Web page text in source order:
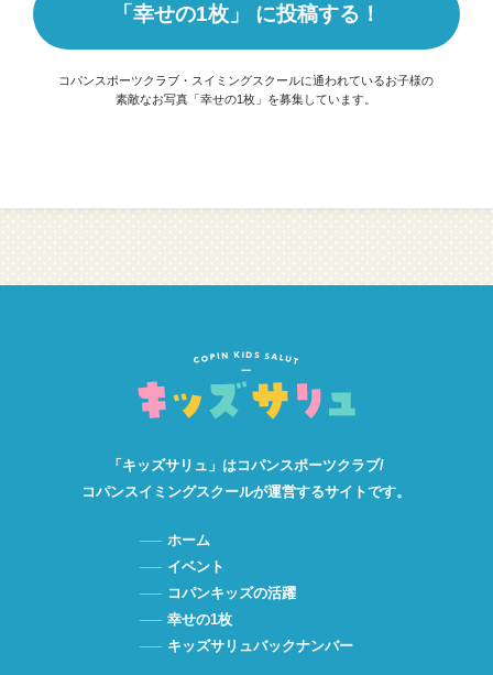
「幸せの1枚」 に投稿する！
コパンスポーツクラブ・スイミングスクールに通われているお子様の
素敵なお写真「幸せの1枚」を募集しています。
「キッズサリュ」はコパンスポーツクラブ/
コパンスイミングスクールが運営するサイトです。
ホーム
イベント
コパンキッズの活躍
幸せの1枚
キッズサリュバックナンバー